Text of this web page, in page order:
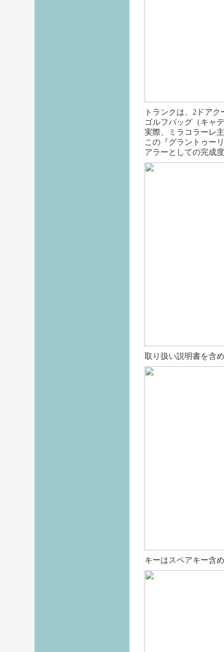
トランクは、2ドア
ゴルフバッグ（キャ
実際、ミラコラーレ
この『グラントゥー
アラーとしての完成
取り扱い説明書を含
キーはスペアキー含